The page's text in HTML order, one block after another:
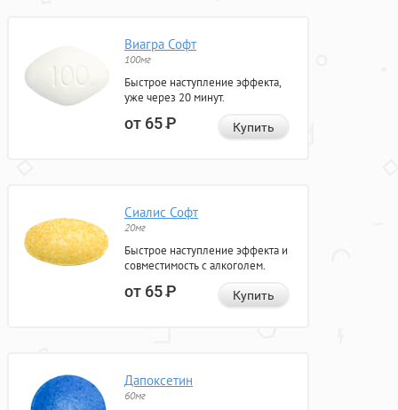
Виагра Софт
100мг
Быстрое наступление эффекта,
уже через 20 минут.
от 65Р Купить
Сиалис Софт
20мг
Быстрое наступление эффекта и
совместимость с алкоголем.
от 65Р Купить
Дапоксетин
60мг